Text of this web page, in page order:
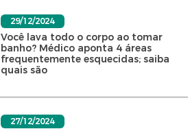
29/12/2024
Você lava todo o corpo ao tomar
banho? Médico aponta 4 áreas
frequentemente esquecidas; saiba
quais são
27/12/2024